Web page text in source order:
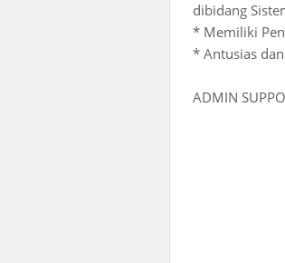
dibidang
* Memiliki
* Antusias
ADMIN